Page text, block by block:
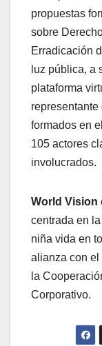
propuestas
sobre
Erradicación
luz pública, a
plataforma
formados en
105 actores
involucrados.
World Vision
centrada en
niña vida en
alianza con
la
Corporativo.